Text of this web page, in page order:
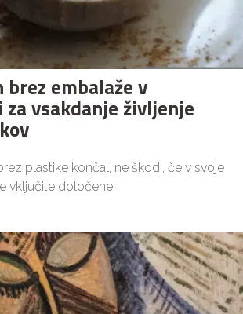
embalaže v
vsakdanje življenje
plastike končal, ne škodi, če v svoje
vključite določene